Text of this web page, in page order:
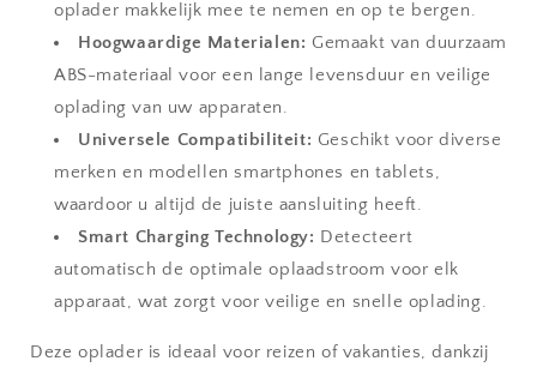
oplader makkelijk mee te nemen en op te bergen.
Hoogwaardige Materialen: Gemaakt van duurzaam
ABS-materiaal voor een lange levensduur en veilige
oplading van uw apparaten.
Universele Compatibiliteit: Geschikt voor diverse
merken en modellen smartphones en tablets,
waardoor u altijd de juiste aansluiting heeft.
Smart Charging Technology: Detecteert
automatisch de optimale oplaadstroom voor elk
apparaat, wat zorgt voor veilige en snelle oplading.
Deze oplader is ideaal voor reizen of vakanties, dankzij